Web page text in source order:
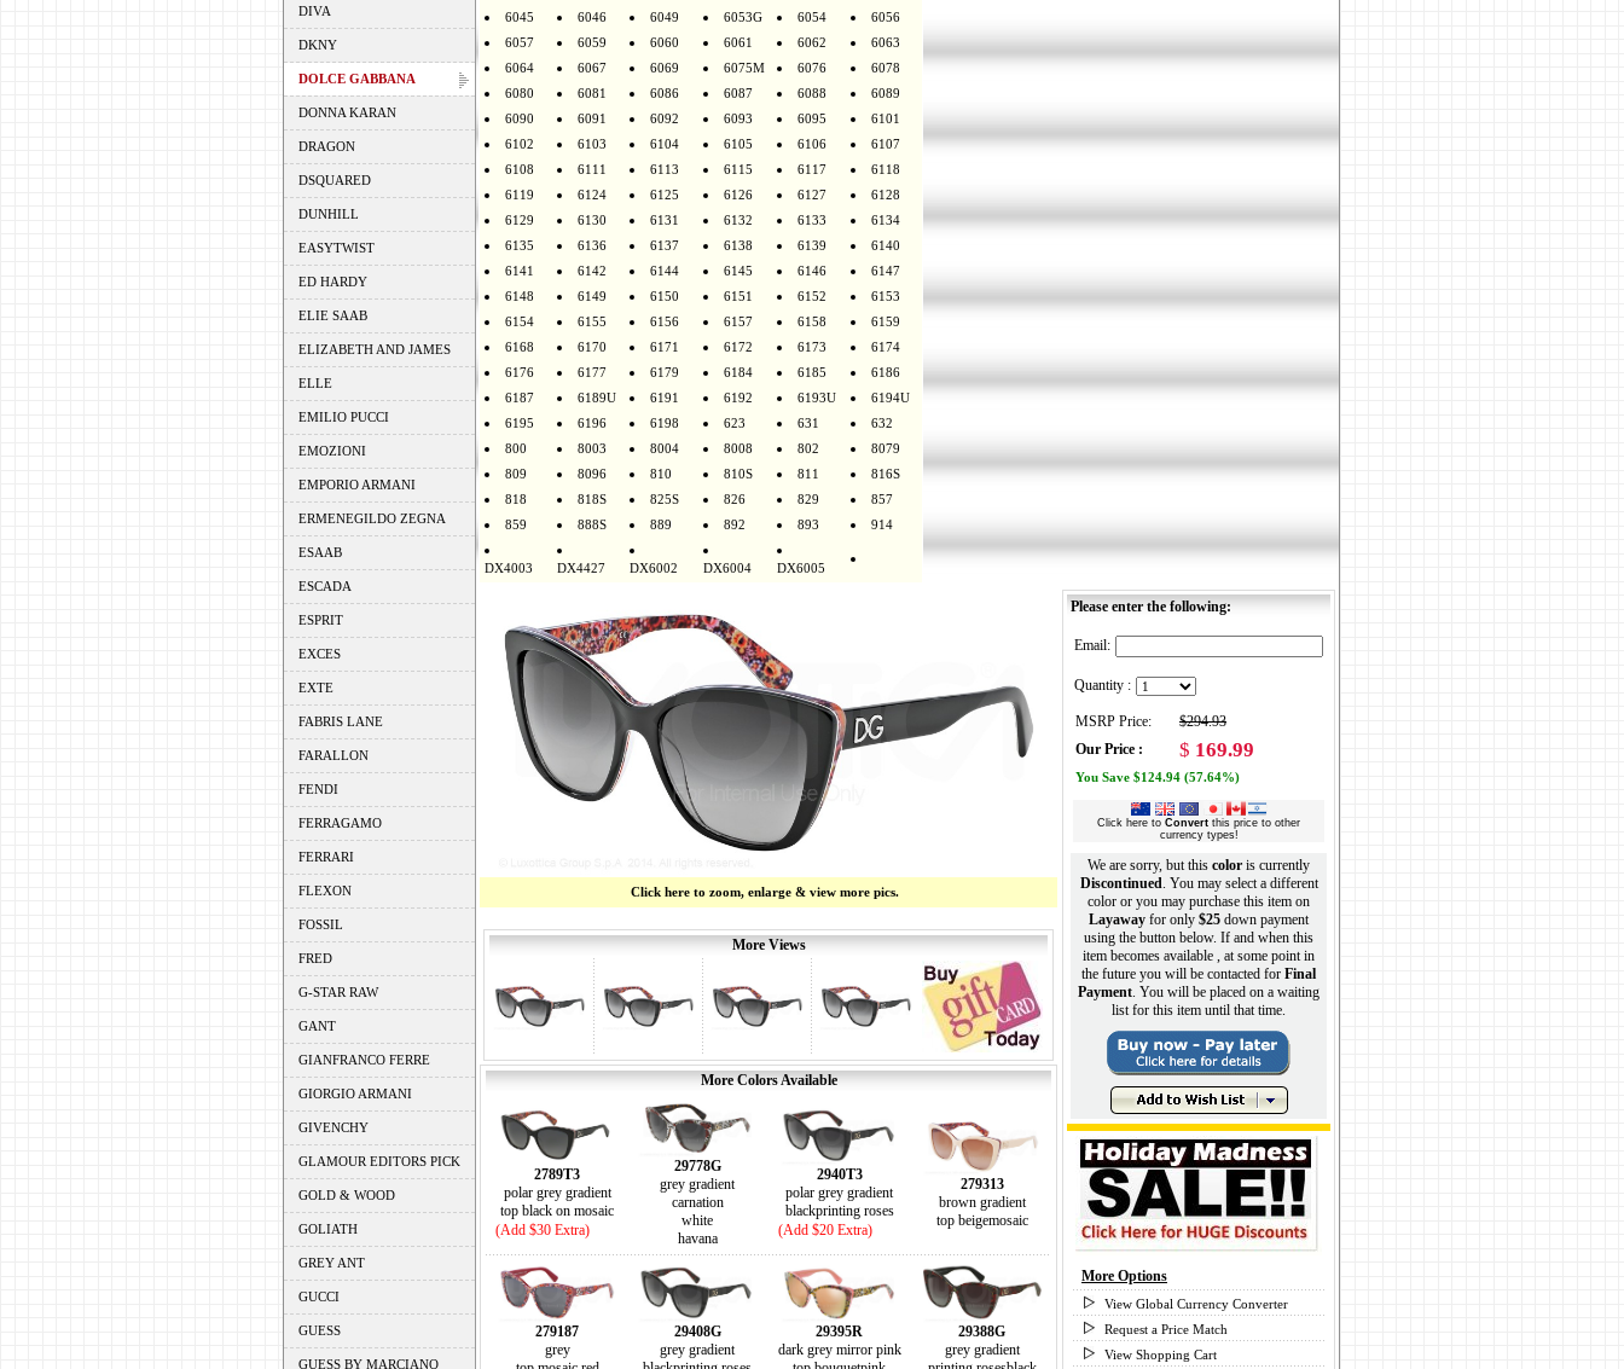
DIVA
DKNY
DOLCE GABBANA
DONNA KARAN
DRAGON
DSQUARED
DUNHILL
EASYTWIST
ED HARDY
ELIE SAAB
ELIZABETH AND JAMES
ELLE
EMILIO PUCCI
EMOZIONI
EMPORIO ARMANI
ERMENEGILDO ZEGNA
ESAAB
ESCADA
ESPRIT
EXCES
EXTE
FABRIS LANE
FARALLON
FENDI
FERRAGAMO
FERRARI
FLEXON
FOSSIL
FRED
G-STAR RAW
GANT
GIANFRANCO FERRE
GIORGIO ARMANI
GIVENCHY
GLAMOUR EDITORS PICK
GOLD & WOOD
GOLIATH
GREY ANT
GUCCI
GUESS
GUESS BY MARCIANO
6045
6046 6049 6053G 6054
6056
6057
6059 6060 6061 6062
6063
6064
6067 6069 6075M 6076
6078
6080
6081 6086 6087 6088
6089
6090
6091 6092 6093 6095
6101
6102
6103 6104 6105 6106
6107
6108
6111 6113 6115 6117
6118
6119
6124 6125 6126 6127
6128
6129
6130 6131 6132 6133
6134
6135
6136 6137 6138 6139
6140
6141
6142 6144 6145 6146
6147
6148
6149 6150 6151 6152
6153
6154
6155 6156 6157 6158
6159
6168
6170 6171 6172 6173
6174
6176
6177 6179 6184 6185
6186
6187
6189U 6191 6192 6193U
6194U
6195
6196 6198 623 631
632
800
8003 8004 8008 802
8079
809
8096 810 810S 811
816S
818
818S 825S 826 829
857
859
888S 889 892 893 914
DX4003 DX4427 DX6002 DX6004 DX6005
Click here to zoom, enlarge & view more pics.
More Views
More Colors Available
2789T3
polar grey gradient
top black on mosaic
(Add $30 Extra)
29778G
grey gradient
carnation
white
havana
2940T3
polar grey gradient
blackprinting roses
(Add $20 Extra)
279313
brown gradient
top beigemosaic
279187
grey
29408G
grey gradient
29395R
dark grey mirror pink
29388G
grey gradient
Please enter the following:
Email:
Quantity :
MSRP Price:
$294.93
Our Price :
$ 169.99
You Save $124.94 (57.64%)
Click here to Convert this price to other
currency types!
We are sorry, but this color is currently
Discontinued. You may select a different
color or you may purchase this item on
Layaway for only $25 down payment
using the button below. If and when this
item becomes available , at some point in
the future you will be contacted for Final
Payment. You will be placed on a waiting
list for this item until that time.
More Options
View Global Currency Converter
Request a Price Match
View Shopping Cart